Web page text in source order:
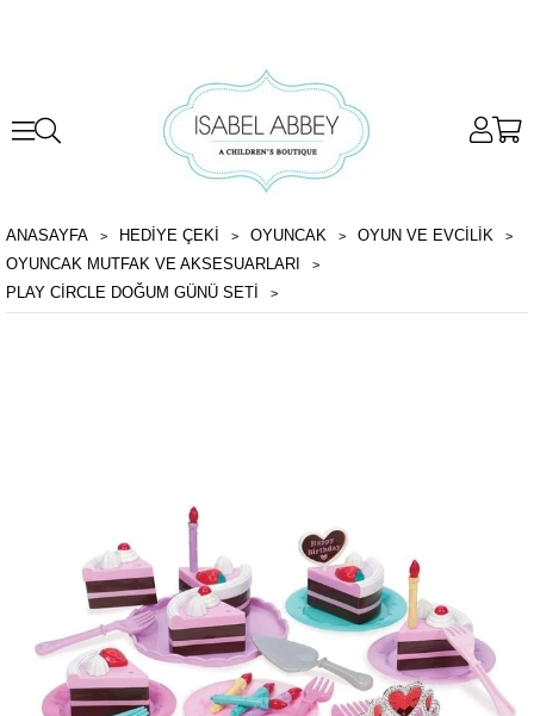
ANASAYFA HEDİYE ÇEKİ OYUNCAK
OYUN VE EVCILIK
OYUNCAK MUTFAK VE AKSESUARLARI
PLAY CIRCLE DOĞUM GÜNÜ SETI